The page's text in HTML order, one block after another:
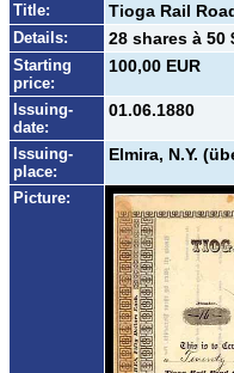
Title: Tioga Rail
Details: 28 shares à 50
Starting
price:
100,00 EUR
Issuing-
date:
01.06.1880
Issuing-
place:
Elmira, N.Y.
Picture: